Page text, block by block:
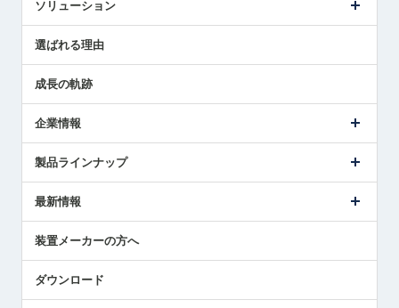
ソリューション
解決策提案
選ばれる理由
成長の軌跡
企業情報
ごあいさつ
受賞履歴
採用情報
国/地域/言語
製品ラインナップ
ツールセッタ製品
エアマイクロセンサ製品
最新情報
メトロールの技術
社員ブログ
装置メーカーの方へ
ダウンロード